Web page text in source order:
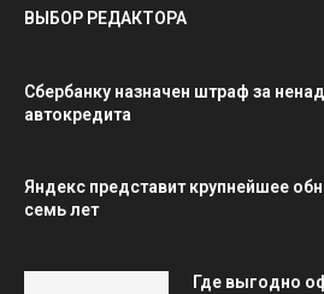
ВЫБОР РЕДАКТОРА
Сбербанку назначен штраф за
автокредита
Яндекс представит крупнейшее
семь лет
Где выгодно